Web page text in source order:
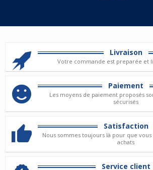
Livraison
Votre commande est preparée et
Paiement
Les moyens de paiement proposés
sécurisés
Satisfaction
Nous sommes toujours là pour que vous
achats
Service client